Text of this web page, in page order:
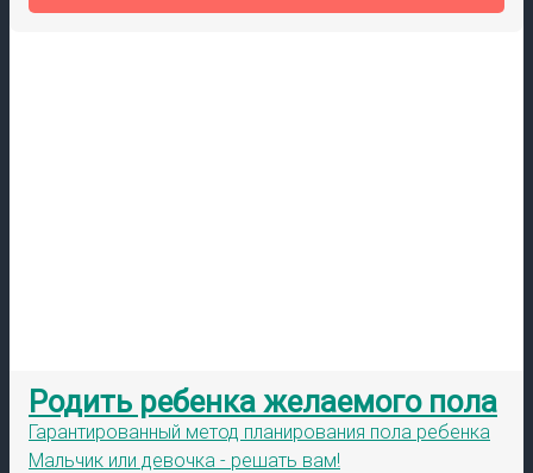
Родить ребенка желаемого пола
Гарантированный метод планирования пола ребенка
Мальчик или девочка - решать вам!